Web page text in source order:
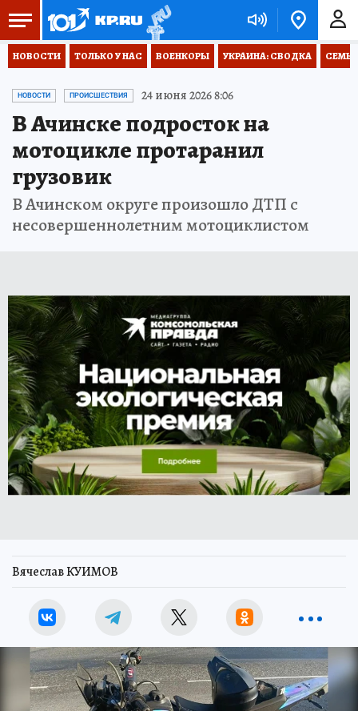
НОВОСТИ ТОЛЬКО У НАС ВОЕНКОРЫ УКРАИНА: СВОДКА
НОВОСТИ ПРОИСШЕСТВИЯ 24 июня 2026 8:06
В Ачинске подросток на
мотоцикле протаранил
грузовик
В Ачинском округе произошло ДТП с
несовершеннолетним мотоциклистом
Вячеслав КУИМОВ